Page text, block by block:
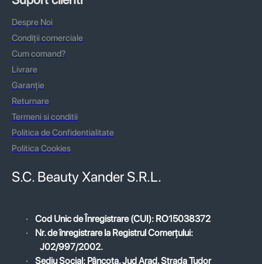
Despre Noi
Condiții comerciale
Cum comand?
Livrare
Garanție
Returnare
Termeni si conditii
Politica de Confidentialitate
Politica Cookies
S.C. Beauty Xander S.R.L.
·
Cod Unic de Înregistrare (CUI): RO15038372
·
Nr. de înregistrare la Registrul Comerțului:
J02/997/2002.
·
Sediu Social: Pâncota, Jud Arad, Strada Tudor